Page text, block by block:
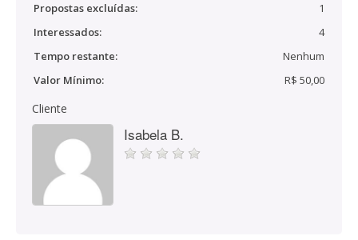
Propostas excluídas:
1
Interessados:
4
Tempo restante:
Nenhum
Valor Mínimo:
R$ 50,00
Cliente
Isabela B.